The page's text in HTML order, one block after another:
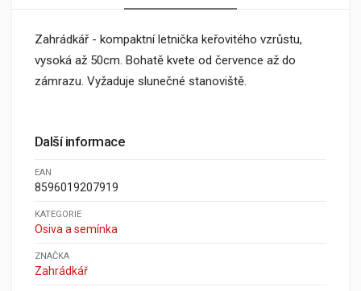
Zahrádkář - kompaktní letnička keřovitého vzrůstu,
vysoká až 50cm. Bohatě kvete od července až do
zámrazu. Vyžaduje slunečné stanoviště.
Další informace
EAN
8596019207919
KATEGORIE
Osiva a semínka
ZNAČKA
Zahrádkář